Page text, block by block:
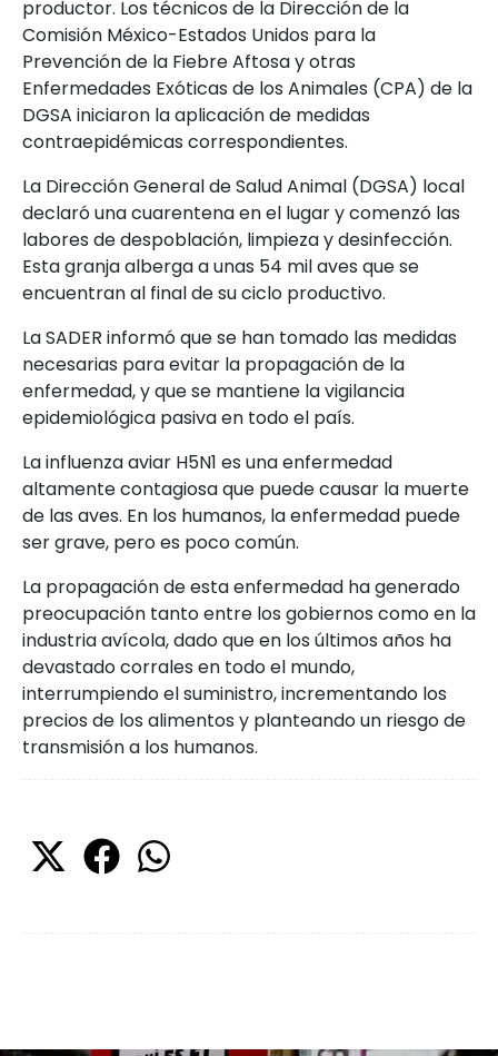
productor. Los técnicos de la Dirección de la
Comisión México-Estados Unidos para la
Prevención de la Fiebre Aftosa y otras
Enfermedades Exóticas de los Animales (CPA) de la
DGSA iniciaron la aplicación de medidas
contraepidémicas correspondientes.
La Dirección General de Salud Animal (DGSA) local
declaró una cuarentena en el lugar y comenzó las
labores de despoblación, limpieza y desinfección.
Esta granja alberga a unas 54 mil aves que se
encuentran al final de su ciclo productivo.
La SADER informó que se han tomado las medidas
necesarias para evitar la propagación de la
enfermedad, y que se mantiene la vigilancia
epidemiológica pasiva en todo el país.
La influenza aviar H5N1 es una enfermedad
altamente contagiosa que puede causar la muerte
de las aves. En los humanos, la enfermedad puede
ser grave, pero es poco común.
La propagación de esta enfermedad ha generado
preocupación tanto entre los gobiernos como en la
industria avícola, dado que en los últimos años ha
devastado corrales en todo el mundo,
interrumpiendo el suministro, incrementando los
precios de los alimentos y planteando un riesgo de
transmisión a los humanos.